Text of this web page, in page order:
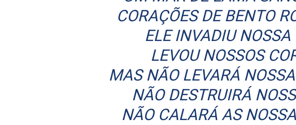
CORAÇÕES DE BENTO
ELE INVADIU NOSSA
LEVOU NOSSOS
MAS NÃO LEVARÁ
NÃO DESTRUIRÁ
NÃO CALARÁ AS